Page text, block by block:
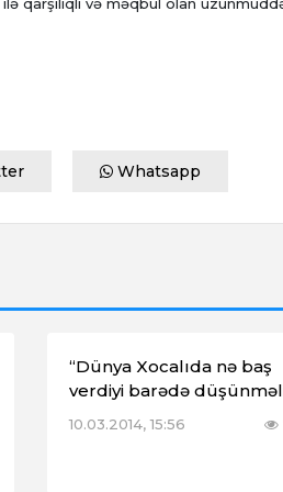
qarşılıqlı və məqbul olan
Whatsapp
“Dünya Xocalıda nə baş
verdiyi barədə
10.03.2014, 15:56